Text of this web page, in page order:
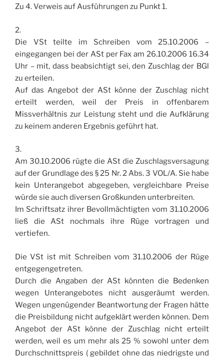
Zu 4. Verweis auf Ausführungen zu Punkt 1.
2.
Die VSt teilte im Schreiben vom 25.10.2006 –
eingegangen bei der ASt per Fax am 26.10.2006 16.34
Uhr – mit, dass beabsichtigt sei, den Zuschlag der BGl
zu erteilen.
Auf das Angebot der ASt könne der Zuschlag nicht
erteilt werden, weil der Preis in offenbarem
Missverhältnis zur Leistung steht und die Aufklärung
zu keinem anderen Ergebnis geführt hat.
3.
Am 30.10.2006 rügte die ASt die Zuschlagsversagung
auf der Grundlage des § 25 Nr. 2 Abs. 3 VOL/A. Sie habe
kein Unterangebot abgegeben, vergleichbare Preise
würde sie auch diversen Großkunden unterbreiten.
Im Schriftsatz ihrer Bevollmächtigten vom 31.10.2006
ließ die ASt nochmals ihre Rüge vortragen und
vertiefen.
Die VSt ist mit Schreiben vom 31.10.2006 der Rüge
entgegengetreten.
Durch die Angaben der ASt könnten die Bedenken
wegen Unterangebotes nicht ausgeräumt werden.
Wegen ungenügender Beantwortung der Fragen hätte
die Preisbildung nicht aufgeklärt werden können. Dem
Angebot der ASt könne der Zuschlag nicht erteilt
werden, weil es um mehr als 25 % sowohl unter dem
Durchschnittspreis ( gebildet ohne das niedrigste und